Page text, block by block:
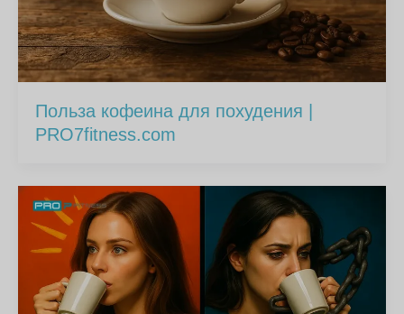
Польза кофеина для похудения |
PRO7fitness.com